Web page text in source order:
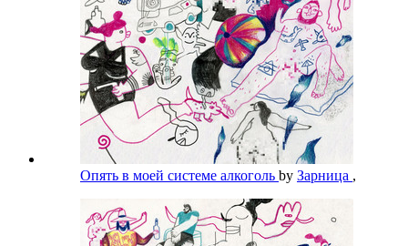
Опять в моей системе алкоголь by Зарница ,